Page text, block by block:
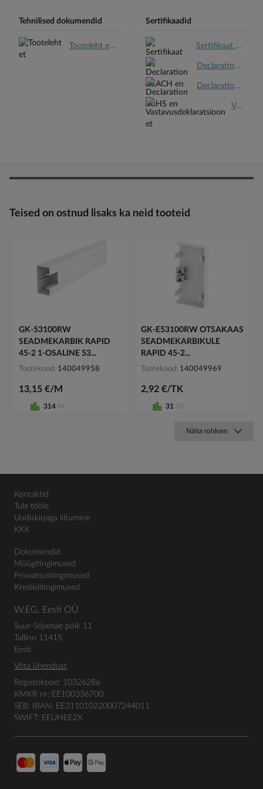
Tehnilised dokumendid
Tooteleht et.pdf
Sertifikaadid
Sertifikaat en.pdf
Declaration REACH en.pdf
Declaration RoHS en.pdf
Vastavusdeklaratsioon et.pdf
Teised on ostnud lisaks ka neid tooteid
GK-53100RW
SEADMEKARBIK RAPID
45-2 1-OSALINE 53...
Tootekood 140049958
13,15 €/M
314 M
GK-E53100RW OTSAKAAS
SEADMEKARBIKULE
RAPID 45-2...
Tootekood 140049969
2,92 €/TK
31 TK
Näita rohkem
Kontaktid
Tule tööle
Uudiskirjaga liitumine
KKK
Dokumendid
Müügitingimused
Privaatsustingimused
Krediiditingimused
W.EG. Eesti OÜ
Suur-Sõjamäe põik 11
Tallinn 11415
Eesti
Võta ühendust
Registrikood: 10326286
KMKR nr: EE100336700
SEB: IBAN: EE311010220007244011
SWIFT: EEUHEE2X